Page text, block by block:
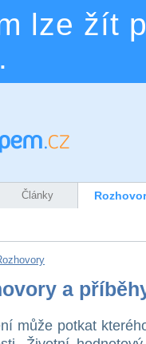
lze žít
Články
a
může potkat